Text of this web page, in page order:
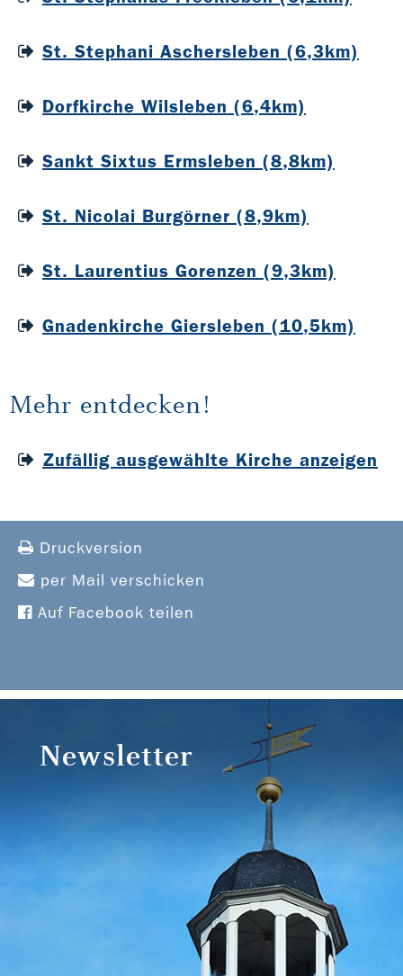
St. Stephani Aschersleben (6,3km)
Dorfkirche Wilsleben (6,4km)
Sankt Sixtus Ermsleben (8,8km)
St. Nicolai Burgörner (8,9km)
St. Laurentius Gorenzen (9,3km)
Gnadenkirche Giersleben (10,5km)
Mehr entdecken!
Zufällig ausgewählte Kirche anzeigen
Druckversion
per Mail verschicken
Auf Facebook teilen
Newsletter